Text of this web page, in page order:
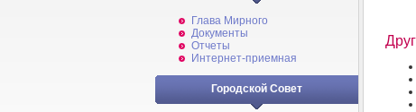
Глава Мирного
Документы
Отчеты
Интернет-приемная
Городской Совет